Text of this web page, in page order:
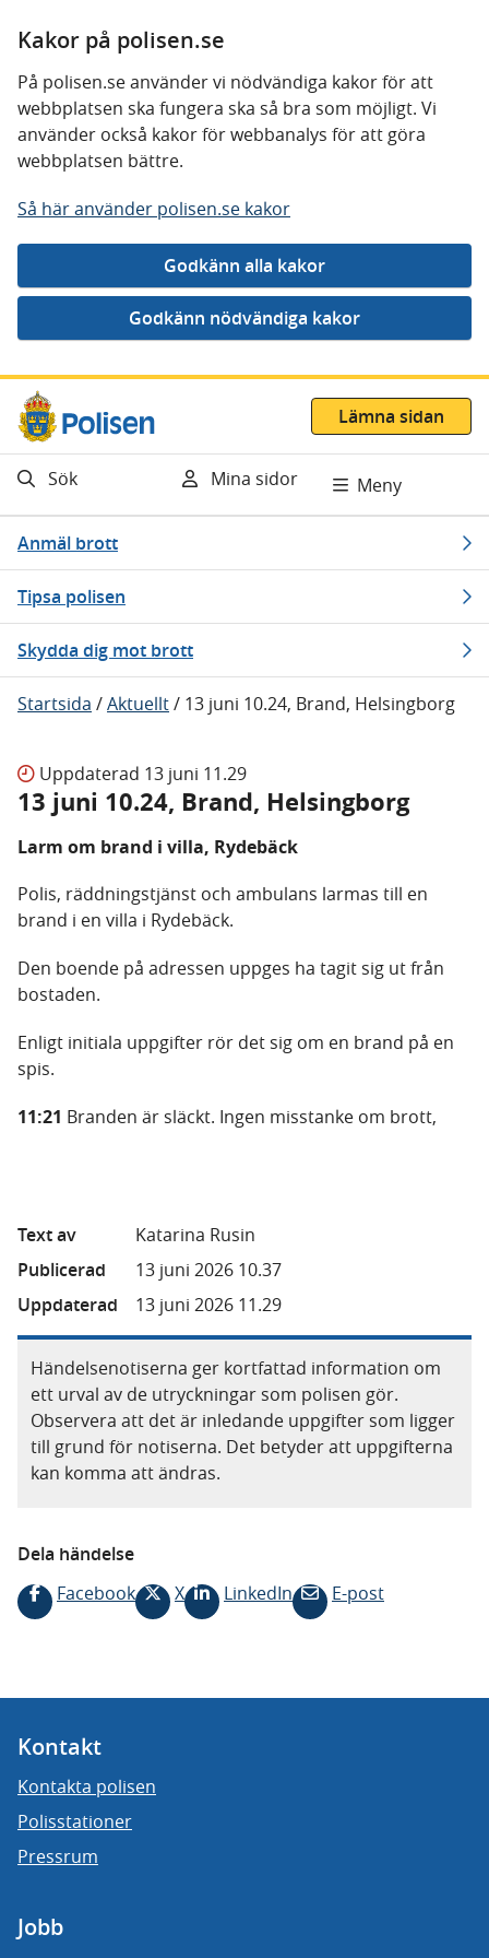
Kakor på polisen.se
På polisen.se använder vi nödvändiga kakor för att
webbplatsen ska fungera ska så bra som möjligt. Vi
använder också kakor för webbanalys för att göra
webbplatsen bättre.
Så här använder polisen.se kakor
Gå direkt till innehåll
Lämna sidan
Sök Mina sidor Meny
Anmäl brott
Tipsa polisen
Skydda dig mot brott
Startsida /Aktuellt/ 13 juni 10.24, Brand, Helsingborg
Uppdaterad 13 juni 11.29
13 juni 10.24, Brand, Helsingborg
Larm om brand i villa, Rydebäck
Polis, räddningstjänst och ambulans larmas till en
brand i en villa i Rydebäck.
Den boende på adressen uppges ha tagit sig ut från
bostaden.
Enligt initiala uppgifter rör det sig om en brand på en
spis.
11:21 Branden är släckt. Ingen misstanke om brott,
Text av
Katarina Rusin
Publicerad
13 juni 2026 10.37
Uppdaterad
13 juni 2026 11.29
Händelsenotiserna ger kortfattad information om
ett urval av de utryckningar som polisen gör.
Observera att det är inledande uppgifter som ligger
till grund för notiserna. Det betyder att uppgifterna
kan komma att ändras.
Dela händelse
Facebook
X LinkedIn E-post
Kontakt
Kontakta polisen
Polisstationer
Pressrum
Jobb